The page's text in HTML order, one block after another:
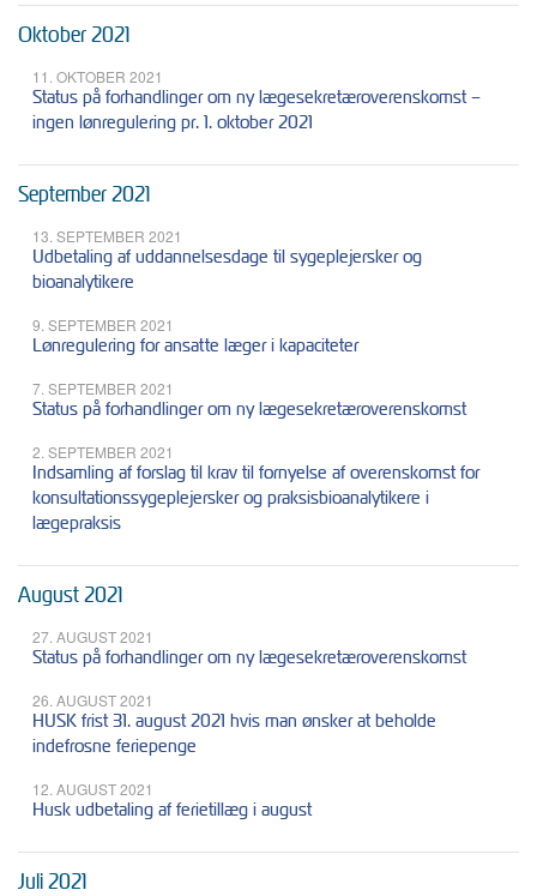
Oktober 2021
11. OKTOBER 2021
Status på forhandlinger om ny lægesekretæroverenskomst –
ingen lønregulering pr. 1. oktober 2021
September 2021
13. SEPTEMBER 2021
Udbetaling af uddannelsesdage til sygeplejersker og
bioanalytikere
9. SEPTEMBER 2021
Lønregulering for ansatte læger i kapaciteter
7. SEPTEMBER 2021
Status på forhandlinger om ny lægesekretæroverenskomst
2. SEPTEMBER 2021
Indsamling af forslag til krav til fornyelse af overenskomst for
konsultationssygeplejersker og praksisbioanalytikere i
lægepraksis
August 2021
27. AUGUST 2021
Status på forhandlinger om ny lægesekretæroverenskomst
26. AUGUST 2021
HUSK frist 31. august 2021 hvis man ønsker at beholde
indefrosne feriepenge
12. AUGUST 2021
Husk udbetaling af ferietillæg i august
Juli 2021